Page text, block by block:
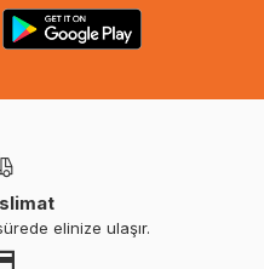
elinize ulaşır.